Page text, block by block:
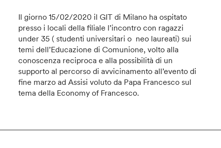
Il giorno 15/02/2020 il GIT di Milano ha ospitato
presso i locali della filiale l’incontro con ragazzi
under 35 ( studenti universitari o neo laureati) sui
temi dell’Educazione di Comunione, volto alla
conoscenza reciproca e alla possibilità di un
supporto al percorso di avvicinamento all’evento di
fine marzo ad Assisi voluto da Papa Francesco sul
tema della Economy of Francesco.